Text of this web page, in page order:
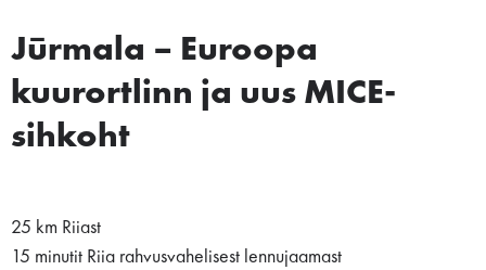
Jūrmala – Euroopa
kuurortlinn ja uus MICE-
sihkoht
25 km Riiast
15 minutit Riia rahvusvahelisest lennujaamast